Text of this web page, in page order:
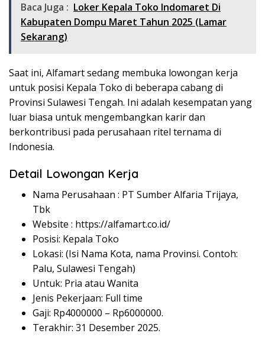
Baca Juga : Loker Kepala Toko Indomaret Di
Kabupaten Dompu Maret Tahun 2025 (Lamar
Sekarang)
Saat ini, Alfamart sedang membuka lowongan kerja
untuk posisi Kepala Toko di beberapa cabang di
Provinsi Sulawesi Tengah. Ini adalah kesempatan yang
luar biasa untuk mengembangkan karir dan
berkontribusi pada perusahaan ritel ternama di
Indonesia.
Detail Lowongan Kerja
Nama Perusahaan : PT Sumber Alfaria Trijaya,
Tbk
Website : https://alfamart.co.id/
Posisi: Kepala Toko
Lokasi: (Isi Nama Kota, nama Provinsi. Contoh:
Palu, Sulawesi Tengah)
Untuk: Pria atau Wanita
Jenis Pekerjaan: Full time
Gaji: Rp4000000 – Rp6000000.
Terakhir: 31 Desember 2025.